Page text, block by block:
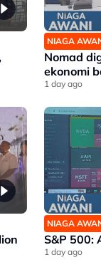
NIAGA
Nomad
ekonomi
1 day ago
NIAGA
S&P 500:
1 day ago